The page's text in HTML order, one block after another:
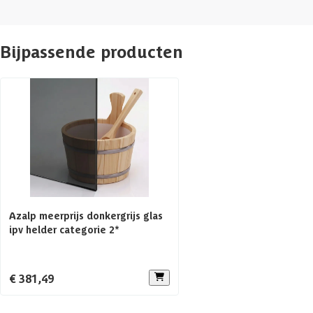
Rugleuning
Afmetingen (bxl)
Voorruimte
Bijpassende producten
Azalp meerprijs donkergrijs glas
ipv helder categorie 2*
€ 381,49